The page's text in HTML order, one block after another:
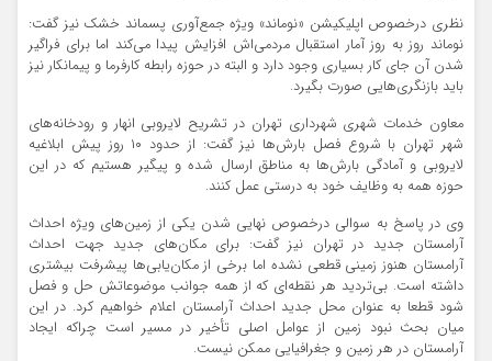
نظری درخصوص اپلیکیشن «نوماند» ویژه جمع‌آوری پسماند خشک نیز گفت:
نوماند روز به روز آمار استقبال مردمی‌اش افزایش پیدا می‌کند اما برای فراگیر
شدن آن جای کار بسیاری وجود دارد و البته در حوزه رابطه کارفرما و پیمانکار نیز
باید بازنگری‌هایی صورت بگیرد.
معاون خدمات شهری شهرداری تهران در تشریح لایروبی انهار و رودخانه‌های
شهر تهران با شروع فصل بارش‌ها نیز گفت: از حدود ۱۰ روز پیش ابلاغیه
لایروبی و آمادگی بارش‌ها به مناطق ارسال شده و پیگیر هستیم که در این
حوزه همه به وظایف خود به درستی عمل کنند.
وی در پاسخ به سوالی درخصوص نهایی شدن یکی از زمین‌های ویژه احداث
آرامستان جدید در تهران نیز گفت: برای مکان‌های جدید جهت احداث
آرامستان هنوز زمینی قطعی نشده اما برخی از مکان‌یابی‌ها پیشرفت بیشتری
داشته است. بی‌تردید هر نقطه‌ای که از همه جوانب موضوعاتش حل و فصل
شود قطعا به عنوان محل جدید احداث آرامستان اعلام خواهیم کرد. در این
میان بحث نبود زمین از عوامل اصلی تأخیر در مسیر است چراکه ایجاد
آرامستان در هر زمین و جغرافیایی ممکن نیست.